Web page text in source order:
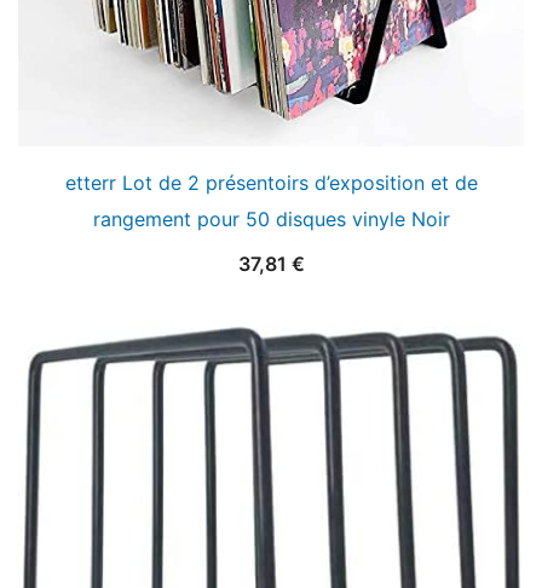
etterr Lot de 2 présentoirs d’exposition et de
rangement pour 50 disques vinyle Noir
37,81 €